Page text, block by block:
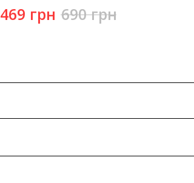
469 грн 690 грн